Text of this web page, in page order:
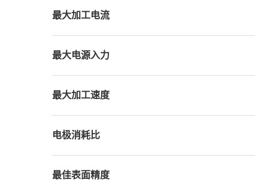
最大加工电流
最大电源入力
最大加工速度
电极消耗比
最佳表面精度